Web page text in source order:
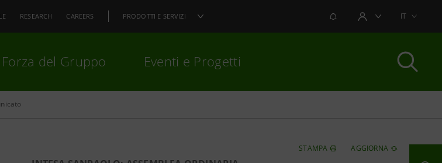
RESEARCH CAREERS PRODOTTI E SERVIZI NOTIFICHEAREA UTENTEIT
Forza del Gruppo Eventi e Progetti
STAMPA AGGIORNA